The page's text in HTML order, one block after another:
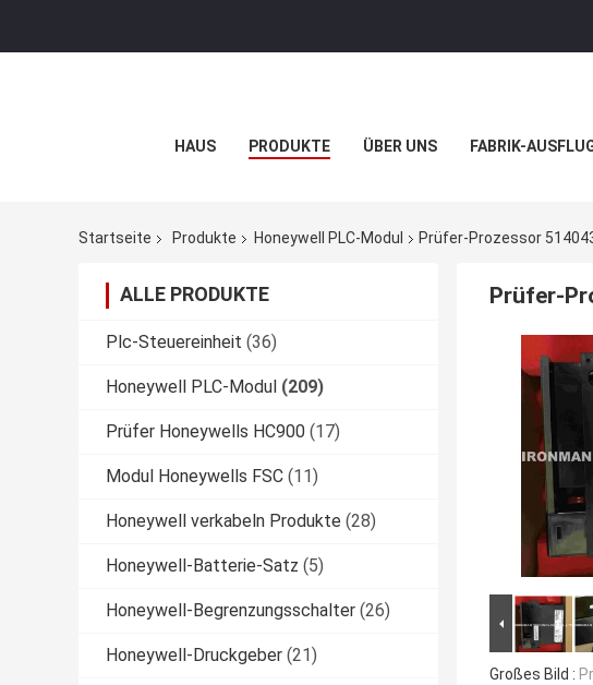
HAUS PRODUKTE ÜBER UNS FABRIK-
Startseite Produkte Honeywell PLC-Modul Prüfer-Prozessor
ALLE PRODUKTE
Plc-Steuereinheit (36)
Honeywell PLC-Modul (209)
Prüfer Honeywells HC900 (17)
Modul Honeywells FSC (11)
Honeywell verkabeln Produkte (28)
Honeywell-Batterie-Satz (5)
Honeywell-Begrenzungsschalter (26)
Honeywell-Druckgeber (21)
Prüfer-
Großes Bild :